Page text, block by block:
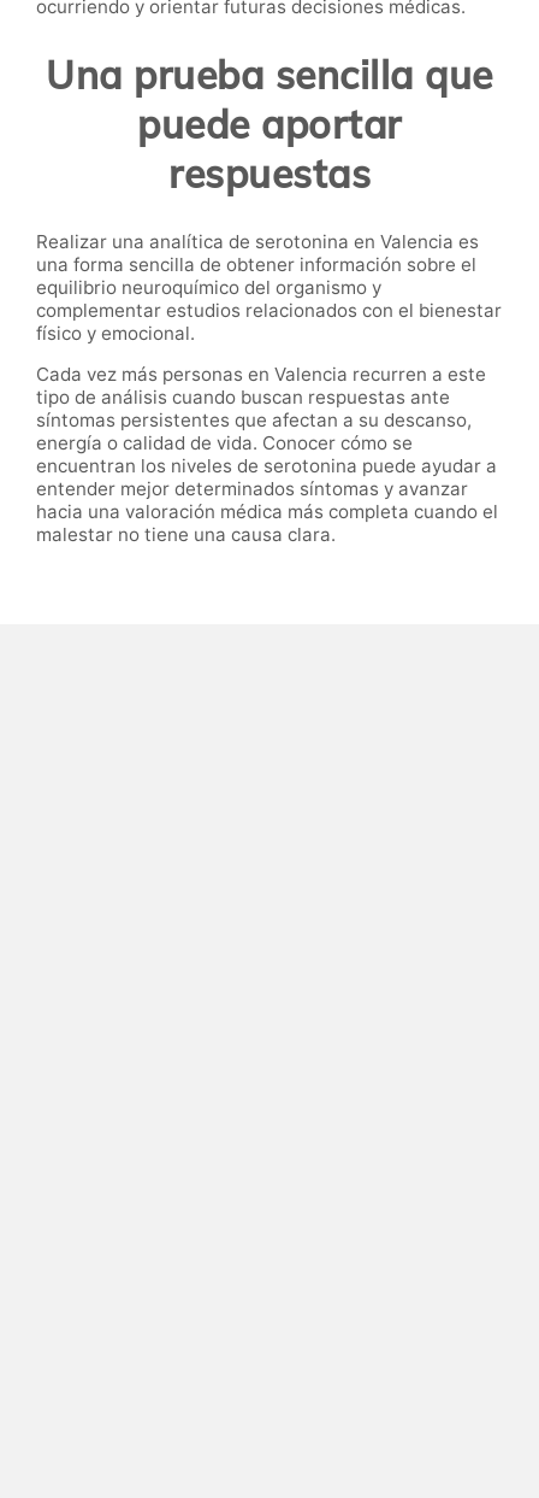
ocurriendo y orientar futuras decisiones médicas.
Una prueba sencilla que
puede aportar
respuestas
Realizar una analítica de serotonina en Valencia es
una forma sencilla de obtener información sobre el
equilibrio neuroquímico del organismo y
complementar estudios relacionados con el bienestar
físico y emocional.
Cada vez más personas en Valencia recurren a este
tipo de análisis cuando buscan respuestas ante
síntomas persistentes que afectan a su descanso,
energía o calidad de vida. Conocer cómo se
encuentran los niveles de serotonina puede ayudar a
entender mejor determinados síntomas y avanzar
hacia una valoración médica más completa cuando el
malestar no tiene una causa clara.